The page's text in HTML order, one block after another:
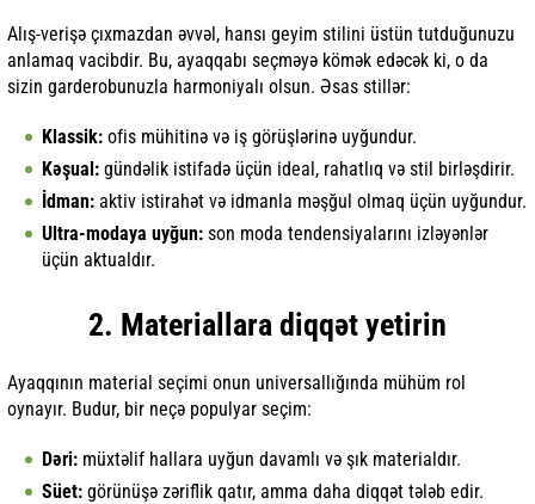
Alış-verişə çıxmazdan əvvəl, hansı geyim stilini üstün tutduğunuzu
anlamaq vacibdir. Bu, ayaqqabı seçməyə kömək edəcək ki, o da
sizin garderobunuzla harmoniyalı olsun. Əsas stillər:
Klassik: ofis mühitinə və iş görüşlərinə uyğundur.
Kəşual: gündəlik istifadə üçün ideal, rahatlıq və stil birləşdirir.
İdman: aktiv istirahət və idmanla məşğul olmaq üçün uyğundur.
Ultra-modaya uyğun: son moda tendensiyalarını izləyənlər
üçün aktualdır.
2. Materiallara diqqət yetirin
Ayaqqının material seçimi onun universallığında mühüm rol
oynayır. Budur, bir neçə populyar seçim:
Dəri: müxtəlif hallara uyğun davamlı və şık materialdır.
Süet: görünüşə zəriflik qatır, amma daha diqqət tələb edir.